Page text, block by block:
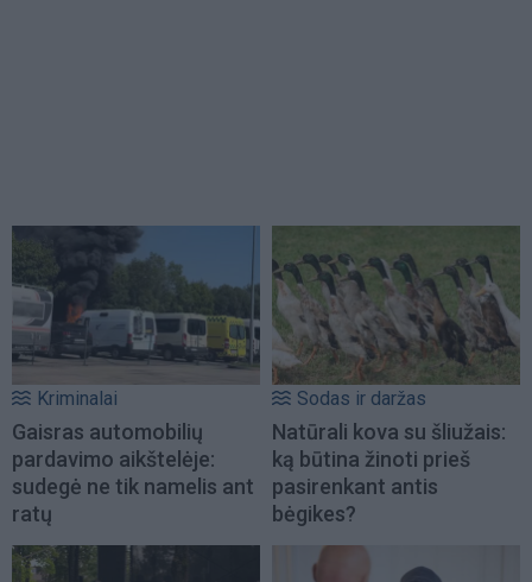
Kriminalai
Gaisras automobilių
pardavimo aikštelėje:
sudegė ne tik namelis ant
ratų
Sodas ir daržas
Natūrali kova su šliužais:
ką būtina žinoti prieš
pasirenkant antis
bėgikes?